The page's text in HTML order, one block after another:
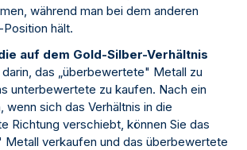
während man bei dem anderen
hält.
auf dem Gold-Silber-Verhältnis
darin, das „überbewertete" Metall zu
unterbewertete zu kaufen. Nach ein
wenn sich das Verhältnis in die
Richtung verschiebt, können Sie das
Metall verkaufen und das überbewertete